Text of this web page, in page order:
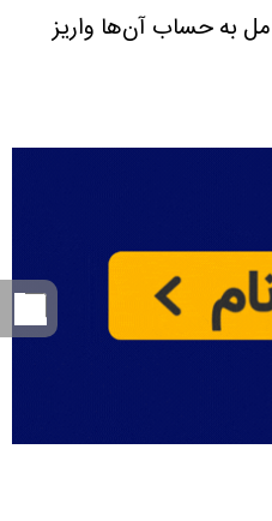
خرید تضمینی 2.7 میلیون تن گندم از 160 هزار کشاورز، به طور کامل به حساب آن‌ها واریز